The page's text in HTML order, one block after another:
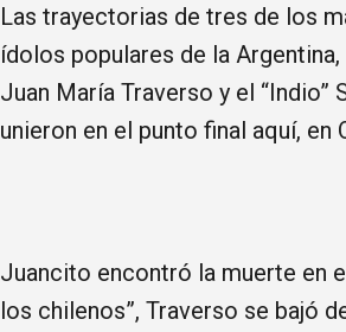
Las trayectorias de tres de los
ídolos populares de la Argentina,
Juan María Traverso y el “Indio”
unieron en el punto final aquí, en
Juancito encontró la muerte en
los chilenos”, Traverso se bajó